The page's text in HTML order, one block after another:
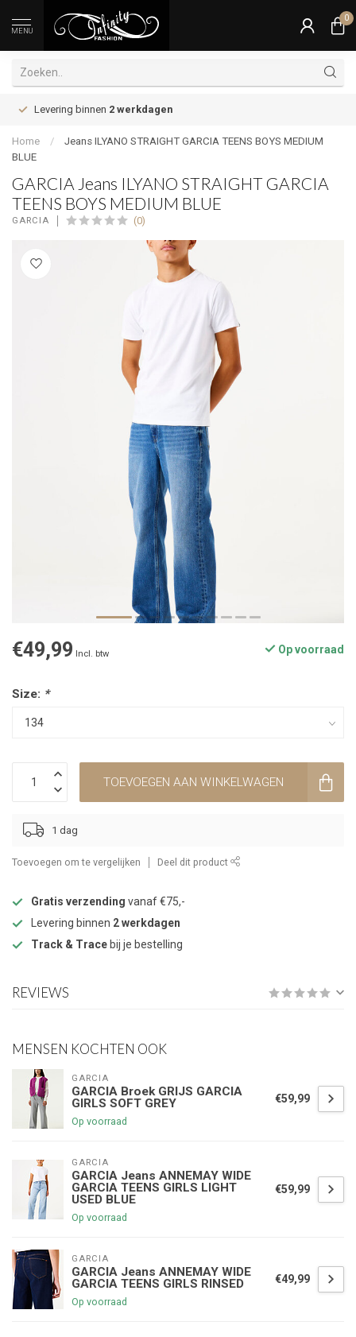
MENU
0
Levering binnen 2 werkdagen
Home /
Jeans ILYANO STRAIGHT GARCIA TEENS BOYS MEDIUM
BLUE
GARCIA Jeans ILYANO STRAIGHT GARCIA
TEENS BOYS MEDIUM BLUE
GARCIA (0)
€49,99 Incl. btw Op voorraad
Size: *
TOEVOEGEN AAN WINKELWAGEN
1 dag
Toevoegen om te vergelijken Deel dit product
Gratis verzending vanaf €75,-
Levering binnen 2 werkdagen
Track & Trace bij je bestelling
REVIEWS
MENSEN KOCHTEN OOK
GARCIA
GARCIA Broek GRIJS GARCIA
GIRLS SOFT GREY
Op voorraad
€59,99
GARCIA
GARCIA Jeans ANNEMAY WIDE
GARCIA TEENS GIRLS LIGHT
USED BLUE
Op voorraad
€59,99
GARCIA
GARCIA Jeans ANNEMAY WIDE
GARCIA TEENS GIRLS RINSED
Op voorraad
€49,99